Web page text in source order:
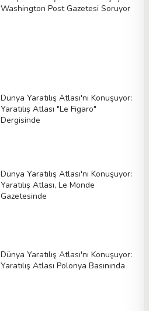
Washington Post Gazetesi Soruyor
Dünya Yaratılış Atlası'nı Konuşuyor:
Yaratılış Atlası "Le Figaro"
Dergisinde
Dünya Yaratılış Atlası'nı Konuşuyor:
Yaratılış Atlası, Le Monde
Gazetesinde
Dünya Yaratılış Atlası'nı Konuşuyor:
Yaratılış Atlası Polonya Basınında